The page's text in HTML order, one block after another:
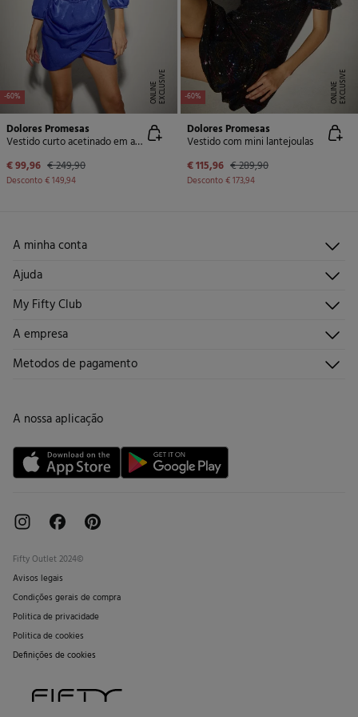
-60% E
X
C
L
U
SI
V
E
O
N
LI
N
E
Dolores Promesas
Vestido curto acetinado em azul Klein
€ 99,96 € 249,90
Desconto€ 149,94
-60% E
X
C
L
U
SI
V
E
O
N
LI
N
E
Dolores Promesas
Vestido com mini lantejoulas
€ 115,96 € 289,90
Desconto€ 173,94
A minha conta
Iniciar sessão
Registar-me
Direções de envio
Torne-se sócio
Ajuda
Atendimento ao cliente
Envie-nos um e-mail
Perguntas frequentes
Promoções vigentes
Cartão de Devolução
Cartão Presente online
Livro de Reclamações online
My Fifty Club
Descúbrelo
Junta-te
A empresa
Quem somos?
Trabalha connosco
Metodos de pagamento
A nossa aplicação
Fifty Outlet 2024©
Avisos legais
Condições gerais de compra
Politica de privacidade
Politica de cookies
Definições de cookies